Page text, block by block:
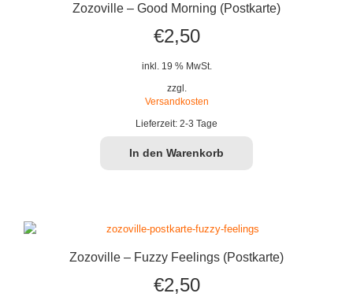
Zozoville – Good Morning (Postkarte)
€2,50
inkl. 19 % MwSt.
zzgl.
Versandkosten
Lieferzeit: 2-3 Tage
In den Warenkorb
Zozoville – Fuzzy Feelings (Postkarte)
€2,50